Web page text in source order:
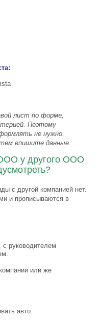
лист по форме,
Поэтому
не нужно.
впишите данные.
у другого ООО
с другой компанией нет.
и прописываются в
с руководителем
или же
авто.